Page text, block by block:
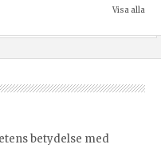
Visa alla
betydelse med